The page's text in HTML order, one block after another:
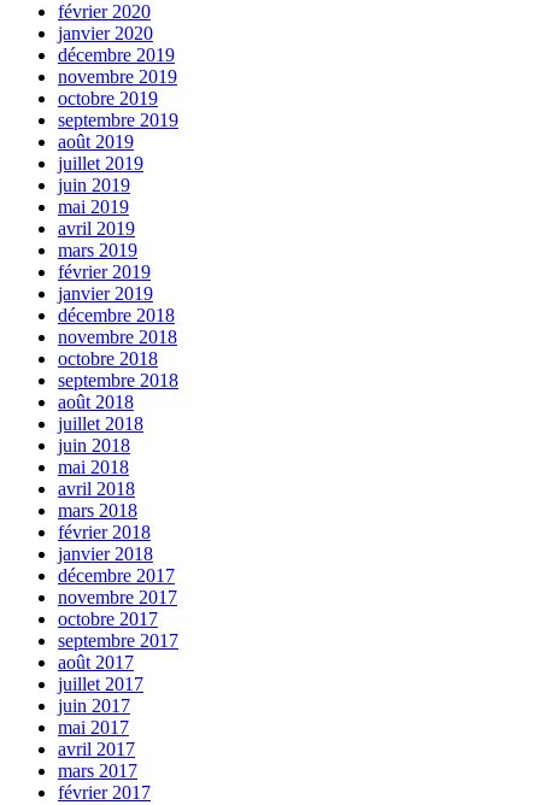
février 2020
janvier 2020
décembre 2019
novembre 2019
octobre 2019
septembre 2019
août 2019
juillet 2019
juin 2019
mai 2019
avril 2019
mars 2019
février 2019
janvier 2019
décembre 2018
novembre 2018
octobre 2018
septembre 2018
août 2018
juillet 2018
juin 2018
mai 2018
avril 2018
mars 2018
février 2018
janvier 2018
décembre 2017
novembre 2017
octobre 2017
septembre 2017
août 2017
juillet 2017
juin 2017
mai 2017
avril 2017
mars 2017
février 2017